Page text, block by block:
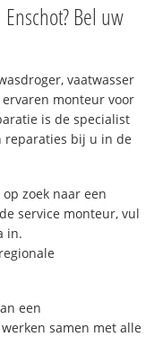
Bel uw
vaatwasser
monteur voor
is de specialist
reparaties bij u in de
zoek naar een
service monteur, vul
in.
een
samen met alle